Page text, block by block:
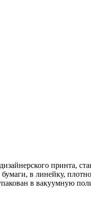
принта,
в линейку,
в вакуумную